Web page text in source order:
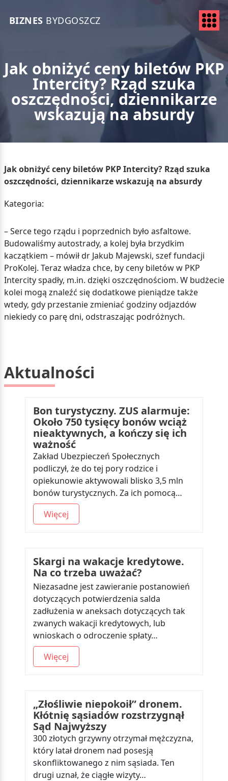
BIZNES BYDGOSZCZ
Jak obniżyć ceny biletów PKP
Intercity? Rząd szuka
oszczędności, dziennikarze
wskazują na absurdy
Jak obniżyć ceny biletów PKP Intercity? Rząd szuka
oszczędności, dziennikarze wskazują na absurdy
Kategoria:
– Serce tego rządu i poprzednich było asfaltowe.
Budowaliśmy autostrady, a kolej była brzydkim
kaczątkiem – mówił dr Jakub Majewski, szef fundacji
ProKolej. Teraz władza chce, by ceny biletów w PKP
Intercity spadły, m.in. dzięki oszczędnościom. W budżecie
kolei mogą znaleźć się dodatkowe pieniądze także
wtedy, gdy przestanie zmieniać godziny odjazdów
niekiedy co parę dni, odstraszając podróżnych.
Aktualności
Bon turystyczny. ZUS alarmuje:
Około 750 tysięcy bonów wciąż
nieaktywnych, a kończy się ich
ważność
Zakład Ubezpieczeń Społecznych
podliczył, że do tej pory rodzice i
opiekunowie aktywowali blisko 3,5 mln
bonów turystycznych. Za ich pomocą…
Więcej
Skargi na wakacje kredytowe.
Na co trzeba uważać?
Niezasadne jest zawieranie postanowień
dotyczących potwierdzenia salda
zadłużenia w aneksach dotyczących tak
zwanych wakacji kredytowych, lub
wnioskach o odroczenie spłaty…
Więcej
„Złośliwie niepokoił” dronem.
Kłótnię sąsiadów rozstrzygnął
Sąd Najwyższy
300 złotych grzywny otrzymał mężczyzna,
który latał dronem nad posesją
skonfliktowanego z nim sąsiada. Ten
drugi uznał, że ciągłe wizyty…